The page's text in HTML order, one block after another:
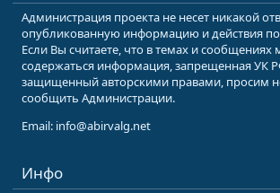
Администрация проекта не несет никакой
опубликованную информацию и действия
Если Вы считаете, что в темах и сообщениях
содержаться информация, запрещенная УК
защищенный авторскими правами, просим
сообщить Администрации.
Email: info@abirvalg.net
Инфо